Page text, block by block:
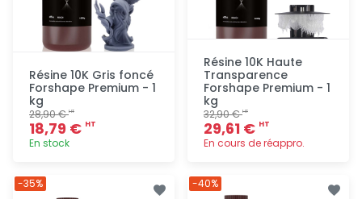
Résine 10K Gris foncé
Forshape Premium - 1
kg
28,90 €HT
18,79 € HT
En stock
Résine 10K Haute
Transparence
Forshape Premium - 1
kg
32,90 €HT
29,61 € HT
En cours de réappro.
-35% -40%